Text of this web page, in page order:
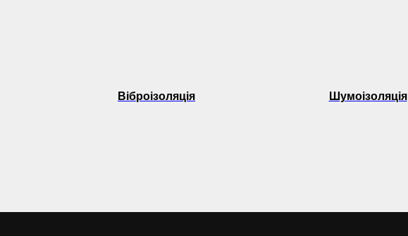
Віброізоляція Шумоізоляція